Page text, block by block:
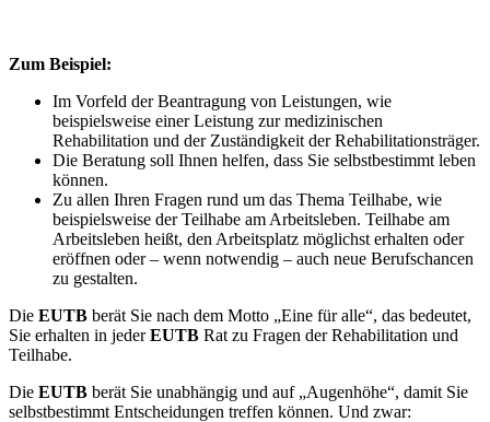
Zum Beispiel:
Im Vorfeld der Beantragung von Leistungen, wie
beispielsweise einer Leistung zur medizinischen
Rehabilitation und der Zuständigkeit der Rehabilitationsträger.
Die Beratung soll Ihnen helfen, dass Sie selbstbestimmt leben
können.
Zu allen Ihren Fragen rund um das Thema Teilhabe, wie
beispielsweise der Teilhabe am Arbeitsleben. Teilhabe am
Arbeitsleben heißt, den Arbeitsplatz möglichst erhalten oder
eröffnen oder – wenn notwendig – auch neue Berufschancen
zu gestalten.
Die EUTB berät Sie nach dem Motto „Eine für alle“, das bedeutet,
Sie erhalten in jederEUTB Rat zu Fragen der Rehabilitation und
Teilhabe.
Die EUTB berät Sie unabhängig und auf „Augenhöhe“, damit Sie
selbstbestimmt Entscheidungen treffen können. Und zwar: